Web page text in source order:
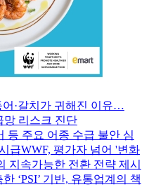
·갈치가 귀해진 이유…
망 리스크 진단
등 주요 어종 수급 불안 심
급WWF, 평가자 넘어 '변화
지속가능한 전환 전략 제시
‘PSI’ 기반, 유통업계의 책